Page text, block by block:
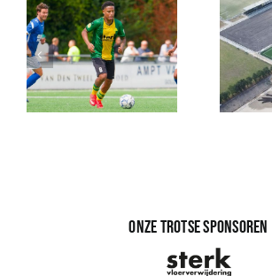
Onze trotse sponsoren